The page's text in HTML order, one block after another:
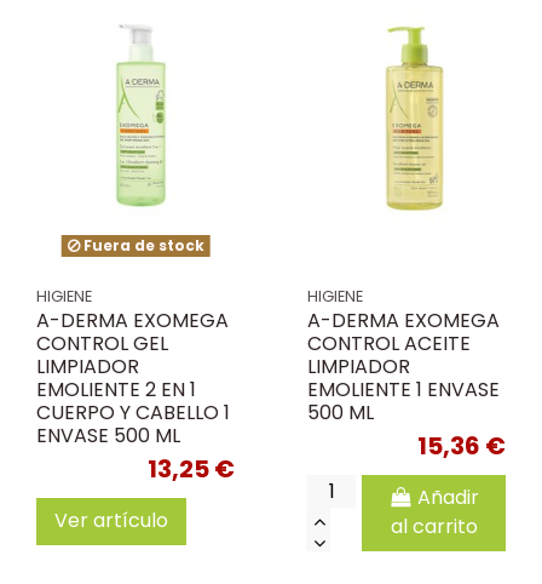
Fuera de stock
HIGIENE
A-DERMA EXOMEGA
CONTROL GEL
LIMPIADOR
EMOLIENTE 2 EN 1
CUERPO Y CABELLO 1
ENVASE 500 ML
13,25 €
Ver artículo
HIGIENE
A-DERMA EXOMEGA
CONTROL ACEITE
LIMPIADOR
EMOLIENTE 1 ENVASE
500 ML
15,36 €
Añadir
al carrito